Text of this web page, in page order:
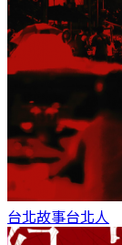
台北故事台北人